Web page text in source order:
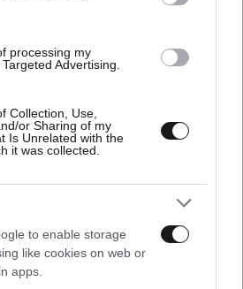
processing my
Advertising.
Collection, Use,
or Sharing of my
Is Unrelated with the
it was collected.
to enable storage
like cookies on web or
apps.
Αναλυτές προβλέπουν
αυξήσεις τιμών το 2025